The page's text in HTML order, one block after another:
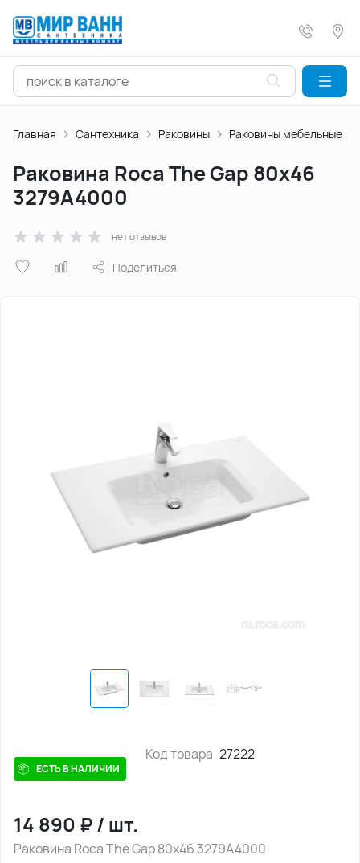
Главная Сантехника Раковины Раковины мебельные
Раковина Roca The Gap 80x46
3279A4000
нет отзывов
Поделиться
ЕСТЬ В НАЛИЧИИ
Код товара 27222
14 890 ₽/ шт.
Раковина Roca The Gap 80x46 3279A4000